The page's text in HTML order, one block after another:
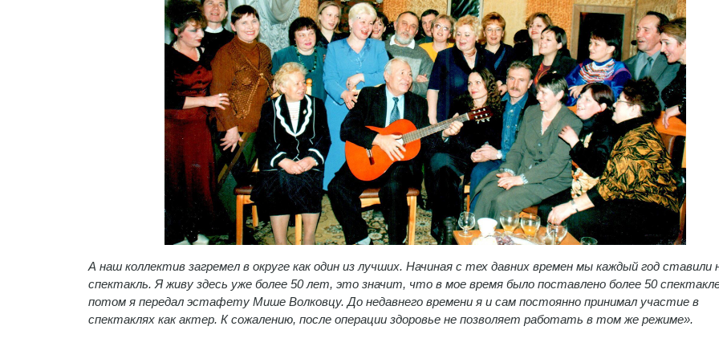
А наш коллектив загремел в округе как один из лучших. Начиная с тех давних времен мы каждый год ставили
спектакль. Я живу здесь уже более 50 лет, это значит, что в мое время было поставлено более 50
потом я передал эстафету Мише Волковцу. До недавнего времени я и сам постоянно принимал участие в
спектаклях как актер. К сожалению, после операции здоровье не позволяет работать в том же режиме».